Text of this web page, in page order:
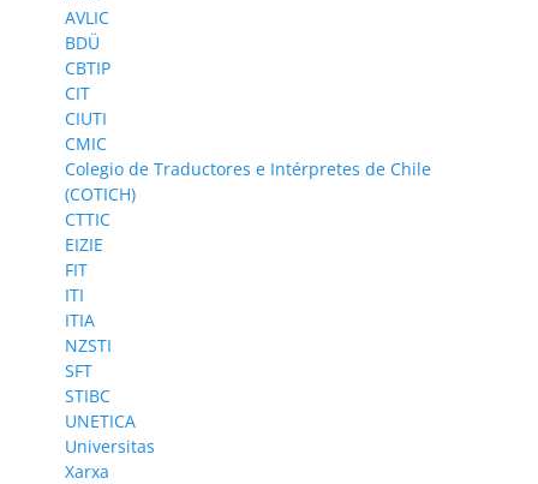
AVLIC
BDÜ
CBTIP
CIT
CIUTI
CMIC
Colegio de Traductores e Intérpretes de Chile
(COTICH)
CTTIC
EIZIE
FIT
ITI
ITIA
NZSTI
SFT
STIBC
UNETICA
Universitas
Xarxa